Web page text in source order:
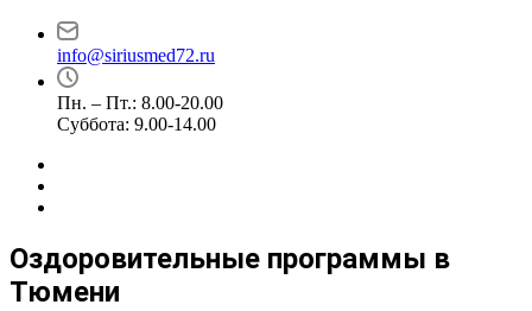
info@siriusmed72.ru
Пн. – Пт.: 8.00-20.00
Суббота: 9.00-14.00
Оздоровительные программы в
Тюмени